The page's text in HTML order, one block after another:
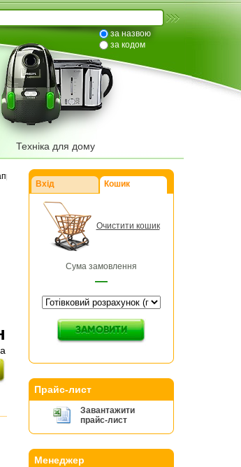
Техніка для дому
за назвою
за кодом
Вхід Кошик
Очистити кошик
Сума замовлення
—
Прайс-лист
Завантажити
прайс-лист
Менеджер